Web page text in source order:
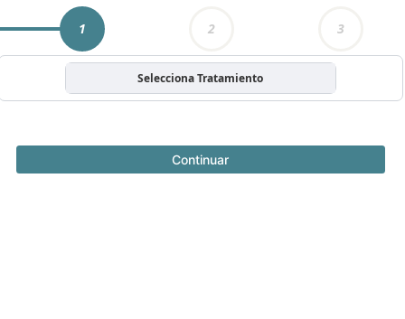
1 2 3
Selecciona Tratamiento
Continuar